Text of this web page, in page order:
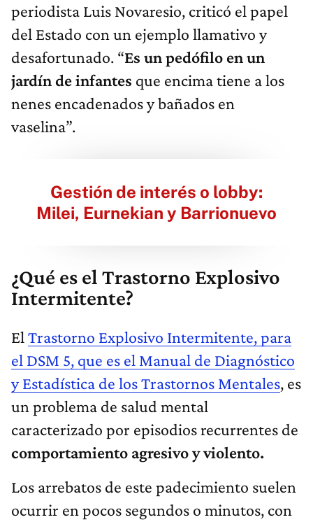
periodista Luis Novaresio, criticó el papel
del Estado con un ejemplo llamativo y
desafortunado. “Es un pedófilo en un
jardín de infantes que encima tiene a los
nenes encadenados y bañados en
vaselina”.
Gestión de interés o lobby:
Milei, Eurnekian y Barrionuevo
¿Qué es el Trastorno Explosivo
Intermitente?
El Trastorno Explosivo Intermitente, para
el DSM 5, que es el Manual de Diagnóstico
y Estadística de los Trastornos Mentales, es
un problema de salud mental
caracterizado por episodios recurrentes de
comportamiento agresivo y violento.
Los arrebatos de este padecimiento suelen
ocurrir en pocos segundos o minutos, con